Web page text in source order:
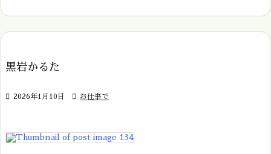
黒岩かるた
 2026年1月10日  お仕事で